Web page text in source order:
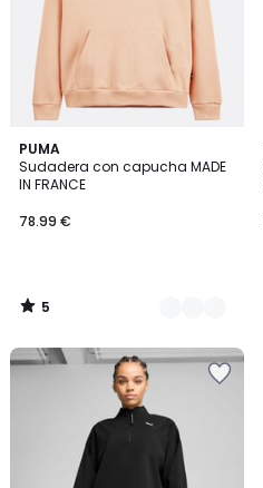
PUMA
Sudadera con capucha MADE
IN FRANCE
78.99 €
5
/
5
2
Colores
5
/